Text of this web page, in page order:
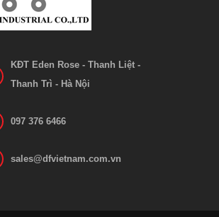
Ắc quy xe nâng VCF 4N GS Yuasa
Xem chi tiết
KĐT Eden Rose - Thanh Liệt -
Thanh Trì - Hà Nội
097 376 6466
sales@dfvietnam.com.vn